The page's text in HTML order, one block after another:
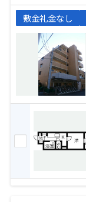
敷金礼金なし